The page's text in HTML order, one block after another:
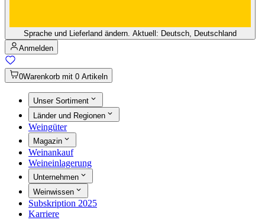
Sprache und Lieferland ändern. Aktuell: Deutsch, Deutschland
Anmelden
0Warenkorb mit 0 Artikeln
Unser Sortiment
Länder und Regionen
Weingüter
Magazin
Weinankauf
Weineinlagerung
Unternehmen
Weinwissen
Subskription 2025
Karriere